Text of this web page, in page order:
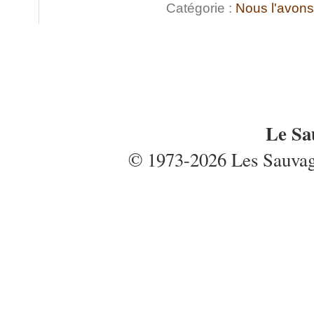
Catégorie : Nous
Le
© 1973-2026 Les